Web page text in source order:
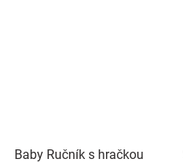
Baby Ručník s hračkou